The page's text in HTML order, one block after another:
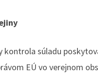
kontrola súladu
EÚ vo verejnom